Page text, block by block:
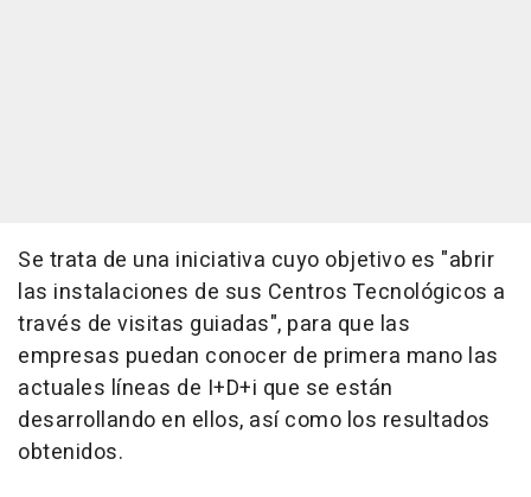
Se trata de una iniciativa cuyo objetivo es "abrir
las instalaciones de sus Centros Tecnológicos a
través de visitas guiadas", para que las
empresas puedan conocer de primera mano las
actuales líneas de I+D+i que se están
desarrollando en ellos, así como los resultados
obtenidos.